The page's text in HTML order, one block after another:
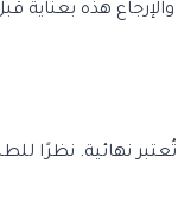
هذه بعناية
نظرًا